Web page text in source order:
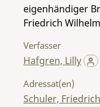
eigenhändiger
Friedrich
Verfasser
Hafgren, Lilly
Adressat(en)
Schuler,